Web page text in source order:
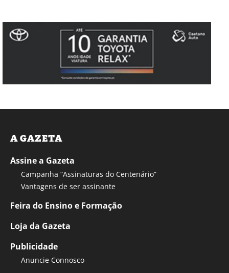
A GAZETA
Assine a Gazeta
Campanha “Assinaturas do Centenário”
Vantagens de ser assinante
Feira do Ensino e Formação
Loja da Gazeta
Publicidade
Anuncie Connosco